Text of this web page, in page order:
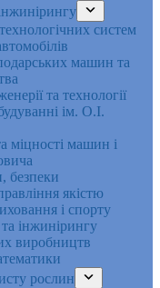
систем
машин та
та технології
ім. О.І.
міцності машин і
безпеки
якістю
і спорту
інжинірингу
виробництв
рослин